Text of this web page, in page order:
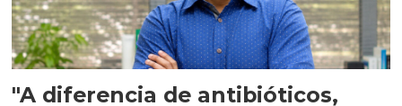
"A diferencia de antibióticos,